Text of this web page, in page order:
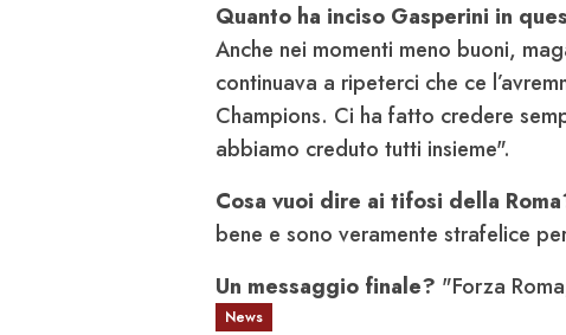
Quanto ha inciso Gasperini in
Anche nei momenti meno buoni,
continuava a ripeterci che ce
Champions. Ci ha fatto credere
abbiamo creduto tutti insieme".
Cosa vuoi dire ai tifosi della
bene e sono veramente strafelice
Un messaggio finale? "Forza
News